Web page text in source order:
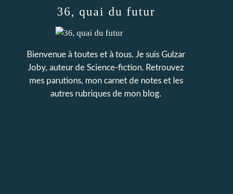
36, quai du futur
Bienvenue à toutes et à tous. Je suis Gulzar
Joby, auteur de Science-fiction. Retrouvez
mes parutions, mon carnet de notes et les
autres rubriques de mon blog.